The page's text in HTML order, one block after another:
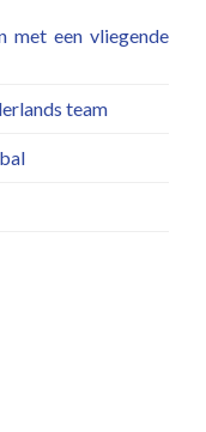
met een vliegende
team